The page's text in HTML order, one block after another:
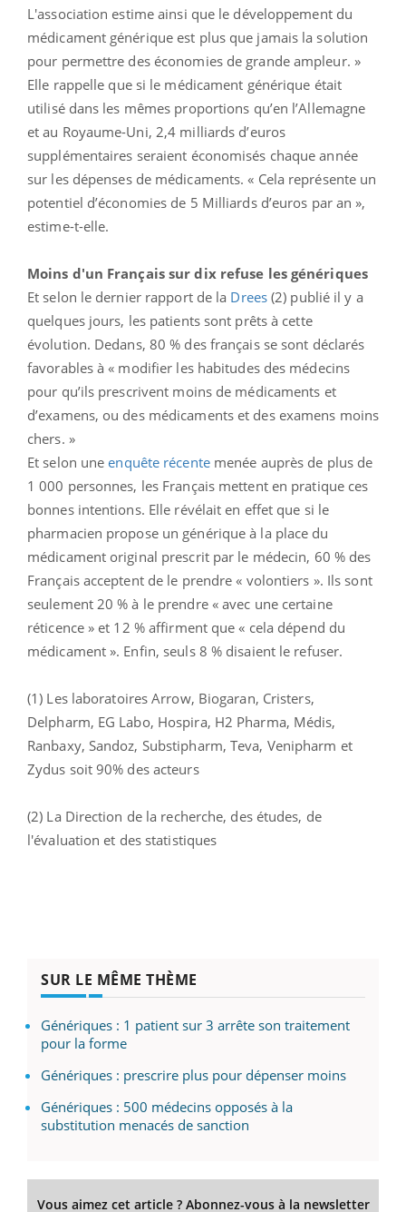
L'association estime ainsi que le développement du
médicament générique est plus que jamais la solution
pour permettre des économies de grande ampleur. »
Elle rappelle que si le médicament générique était
utilisé dans les mêmes proportions qu’en l’Allemagne
et au Royaume-Uni, 2,4 milliards d’euros
supplémentaires seraient économisés chaque année
sur les dépenses de médicaments. « Cela représente un
potentiel d’économies de 5 Milliards d’euros par an »,
estime-t-elle.
Moins d'un Français sur dix refuse les génériques
Et selon le dernier rapport de la Drees(2) publié il y a
quelques jours, les patients sont prêts à cette
évolution. Dedans, 80 % des français se sont déclarés
favorables à « modifier les habitudes des médecins
pour qu’ils prescrivent moins de médicaments et
d’examens, ou des médicaments et des examens moins
chers. »
Et selon uneenquête récentemenée auprès de plus de
1 000 personnes, les Français mettent en pratique ces
bonnes intentions. Elle révélait en effet que si le
pharmacien propose un générique à la place du
médicament original prescrit par le médecin, 60 % des
Français acceptent de le prendre « volontiers ». Ils sont
seulement 20 % à le prendre « avec une certaine
réticence » et 12 % affirment que « cela dépend du
médicament ». Enfin, seuls 8 % disaient le refuser.
(1) Les laboratoires Arrow, Biogaran, Cristers,
Delpharm, EG Labo, Hospira, H2 Pharma, Médis,
Ranbaxy, Sandoz, Substipharm, Teva, Venipharm et
Zydus soit 90% des acteurs
(2) La Direction de la recherche, des études, de
l'évaluation et des statistiques
SUR LE MÊME THÈME
Génériques : 1 patient sur 3 arrête son traitement
pour la forme
Génériques : prescrire plus pour dépenser moins
Génériques : 500 médecins opposés à la
substitution menacés de sanction
Vous aimez cet article ? Abonnez-vous à la newsletter